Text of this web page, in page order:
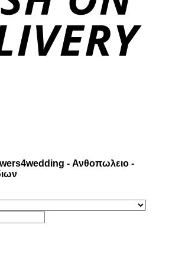
- Ανθοπωλειο -